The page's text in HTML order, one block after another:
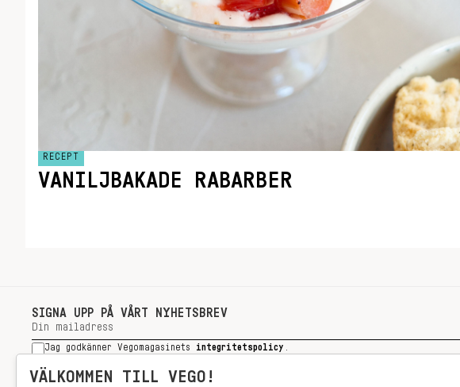
RECEPT
VANILJBAKADE RABARBER
SIGNA UPP PÅ VÅRT NYHETSBREV
Jag godkänner Vegomagasinets integritetspolicy
SIGNA UPP
VÄLKOMMEN TILL VEGO!